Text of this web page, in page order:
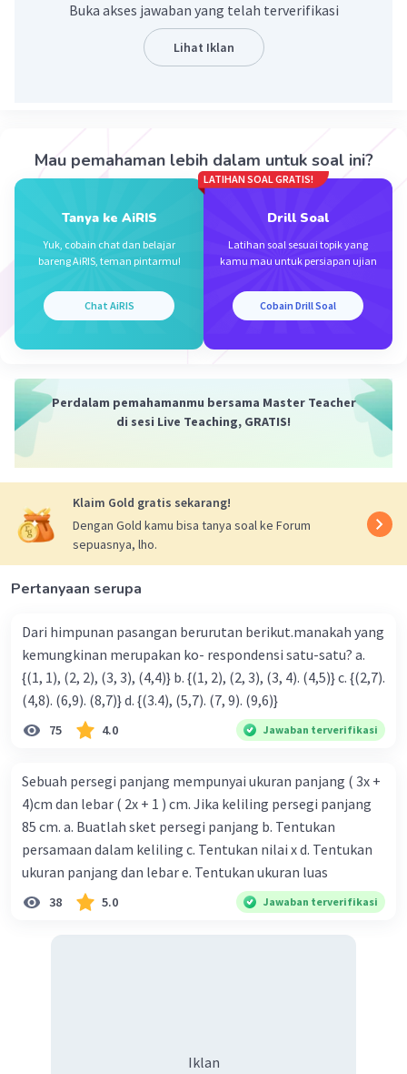
Buka akses jawaban yang telah terverifikasi
Lihat Iklan
Mau pemahaman lebih dalam untuk soal ini?
Tanya ke AiRIS
Yuk, cobain chat dan belajar
bareng AiRIS, teman pintarmu!
Chat AiRIS
LATIHAN SOAL GRATIS!
Drill Soal
Latihan soal sesuai topik yang
kamu mau untuk persiapan ujian
Cobain Drill Soal
Perdalam pemahamanmu bersama Master Teacher
di sesi Live Teaching, GRATIS!
Klaim Gold gratis sekarang!
Dengan Gold kamu bisa tanya soal ke Forum
sepuasnya, lho.
Pertanyaan serupa
Dari himpunan pasangan berurutan berikut.manakah yang
kemungkinan merupakan ko- respondensi satu-satu? a.
{(1, 1), (2, 2), (3, 3), (4,4)} b. {(1, 2), (2, 3), (3, 4). (4,5)} c. {(2,7).
(4,8). (6,9). (8,7)} d. {(3.4), (5,7). (7, 9). (9,6)}
75 4.0 Jawaban terverifikasi
Sebuah persegi panjang mempunyai ukuran panjang ( 3x +
4)cm dan lebar ( 2x + 1 ) cm. Jika keliling persegi panjang
85 cm. a. Buatlah sket persegi panjang b. Tentukan
persamaan dalam keliling c. Tentukan nilai x d. Tentukan
ukuran panjang dan lebar e. Tentukan ukuran luas
38 5.0 Jawaban terverifikasi
Iklan